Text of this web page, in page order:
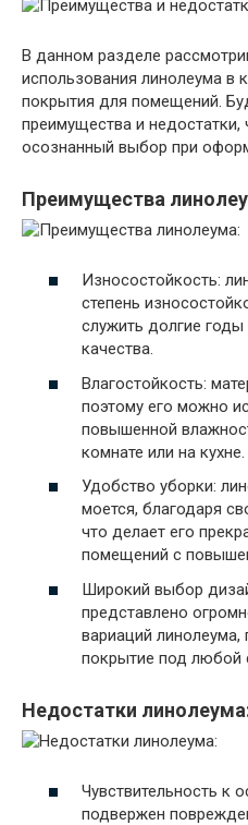
В данном разделе
использования линолеума в
покрытия для помещений.
преимущества и
осознанный выбор при
Преимущества
Износостойкость:
степень
служить долгие
качества.
Влагостойкость:
поэтому его можно
повышенной
комнате или на кухне.
Удобство уборки:
моется, благодаря
что делает его
помещений с
Широкий выбор
представлено
вариаций
покрытие под любой
Недостатки
Чувствительность к
подвержен